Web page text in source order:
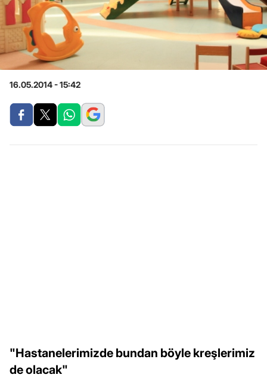
16.05.2014 - 15:42
"Hastanelerimizde bundan böyle kreşlerimiz
de olacak"